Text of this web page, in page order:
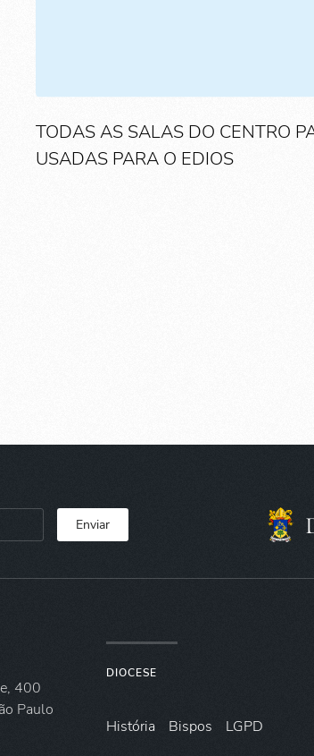
TODAS AS SALAS DO CENTRO
USADAS PARA O EDIOS
Enviar
400
Paulo
DIOCESE
História Bispos LGPD